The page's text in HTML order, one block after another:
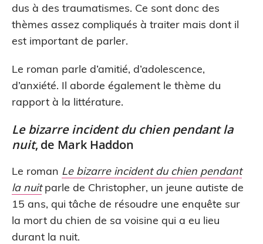
dus à des traumatismes. Ce sont donc des
thèmes assez compliqués à traiter mais dont il
est important de parler.
Le roman parle d’amitié, d’adolescence,
d’anxiété. Il aborde également le thème du
rapport à la littérature.
Le bizarre incident du chien pendant la
nuit, de Mark Haddon
Le roman Le bizarre incident du chien pendant
la nuitparle de Christopher, un jeune autiste de
15 ans, qui tâche de résoudre une enquête sur
la mort du chien de sa voisine qui a eu lieu
durant la nuit.